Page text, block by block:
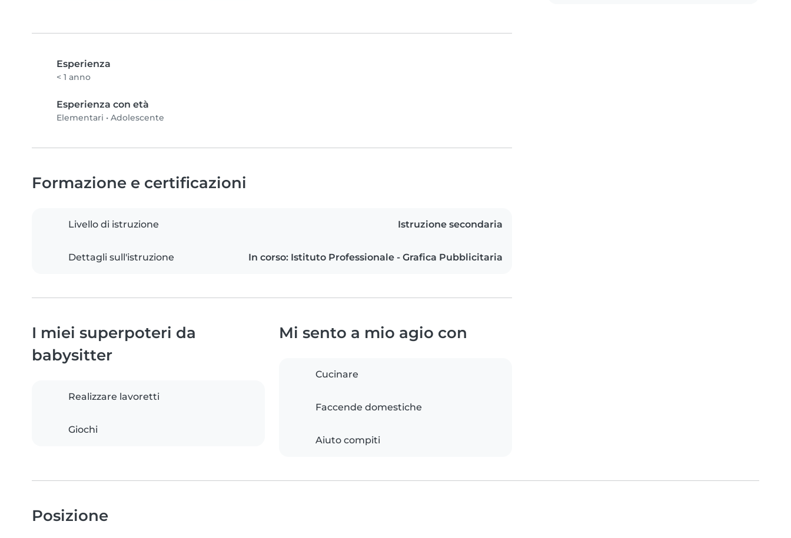
Esperienza
< 1 anno
Esperienza con età
Elementari • Adolescente
Formazione e certificazioni
Livello di istruzione Istruzione secondaria
Dettagli sull'istruzione In corso: Istituto Professionale - Grafica Pubblicitaria
I miei superpoteri da
babysitter
Realizzare lavoretti
Giochi
Mi sento a mio agio con
Cucinare
Faccende domestiche
Aiuto compiti
Posizione